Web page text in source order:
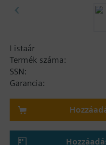
Listaár
Termék száma:
SSN:
Garancia: